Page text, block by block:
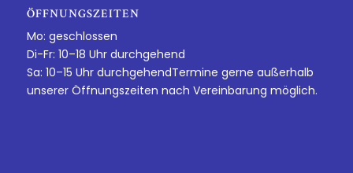
ÖFFNUNGSZEITEN
Mo: geschlossen
Di-Fr: 10–18 Uhr durchgehend
Sa: 10–15 Uhr durchgehendTermine gerne außerhalb
unserer Öffnungszeiten nach Vereinbarung möglich.